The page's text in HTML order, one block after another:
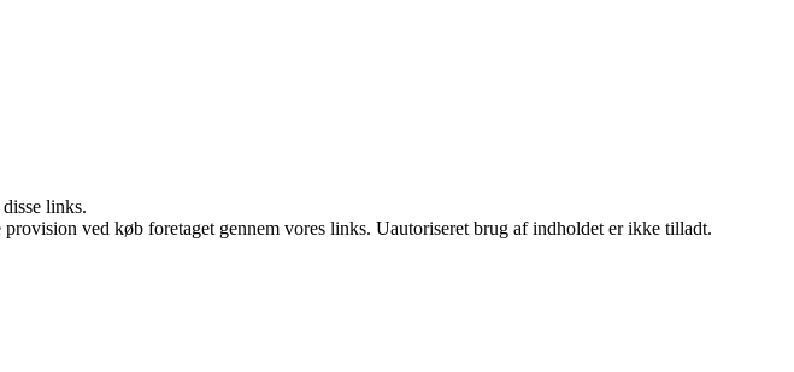
links.
ved køb foretaget gennem vores links. Uautoriseret brug af indholdet er ikke tilladt.